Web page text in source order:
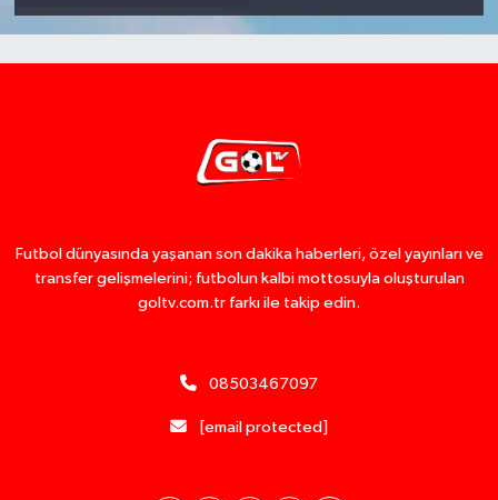
Futbol dünyasında yaşanan son dakika haberleri, özel yayınları ve
transfer gelişmelerini; futbolun kalbi mottosuyla oluşturulan
goltv.com.tr farkı ile takip edin.
08503467097
[email protected]